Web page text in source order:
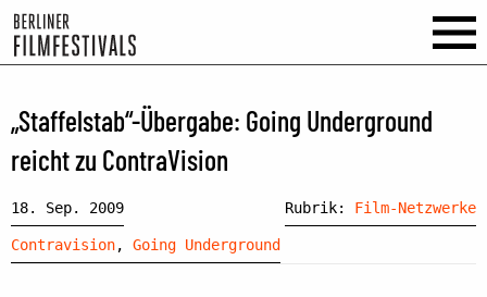
„Staffelstab“-Übergabe: Going Underground
reicht zu ContraVision
18. Sep. 2009 Rubrik: Film-Netzwerke
Contravision, Going Underground